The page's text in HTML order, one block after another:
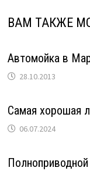
ВАМ ТАКЖЕ
Автомойка в
28.10.2013
Самая хорошая
06.07.2024